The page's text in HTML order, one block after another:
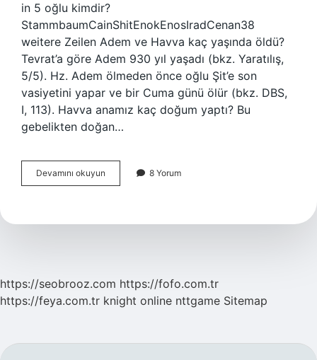
in 5 oğlu kimdir?
StammbaumCainShitEnokEnosIradCenan38
weitere Zeilen Adem ve Havva kaç yaşında öldü?
Tevrat’a göre Adem 930 yıl yaşadı (bkz. Yaratılış,
5/5). Hz. Adem ölmeden önce oğlu Şit’e son
vasiyetini yapar ve bir Cuma günü ölür (bkz. DBS,
I, 113). Havva anamız kaç doğum yaptı? Bu
gebelikten doğan…
Devamını okuyun
Âdem
Var
8 Yorum
https://seobrooz.com https://fofo.com.tr
https://feya.com.tr knight online nttgame Sitemap